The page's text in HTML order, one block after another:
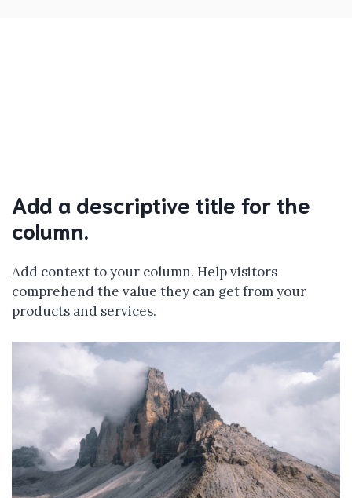
Add a descriptive title for the
column.
Add context to your column. Help visitors
comprehend the value they can get from your
products and services.